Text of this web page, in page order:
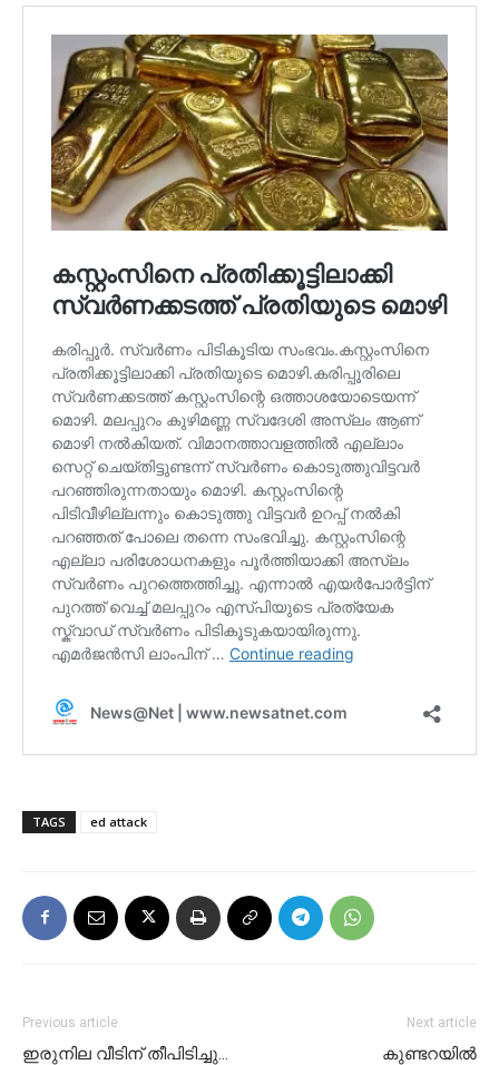
TAGS ed attack
Previous article
ഇരുനില വീടിന് തീപിടിച്ചു…
Next article
കുണ്ടറയിൽ